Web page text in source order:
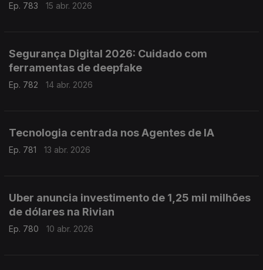
Ep. 783 15 abr. 2026
Segurança Digital 2026: Cuidado com
ferramentas de deepfake
Ep. 782 14 abr. 2026
Tecnologia centrada nos Agentes de IA
Ep. 781 13 abr. 2026
Uber anuncia investimento de 1,25 mil milhões
de dólares na Rivian
Ep. 780 10 abr. 2026